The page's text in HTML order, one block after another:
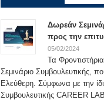
Δωρεάν
προς την
05/02/2024
Τα
Σεμινάριο Συμβουλευτικής,
Ελεύθερη. Σύμφωνα με την
Συμβουλευτικής CAREER